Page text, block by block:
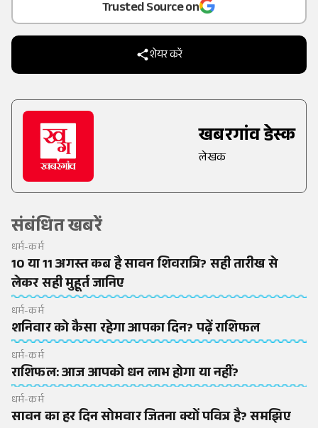
Trusted Source on
शेयर करें
खबरगांव डेस्क
लेखक
संबंधित खबरें
धर्म-कर्म
10 या 11 अगस्त कब है सावन शिवरात्रि? सही तारीख से
लेकर सही मुहूर्त जानिए
धर्म-कर्म
शनिवार को कैसा रहेगा आपका दिन? पढ़ें राशिफल
धर्म-कर्म
राशिफल: आज आपको धन लाभ होगा या नहीं?
धर्म-कर्म
सावन का हर दिन सोमवार जितना क्यों पवित्र है? समझिए